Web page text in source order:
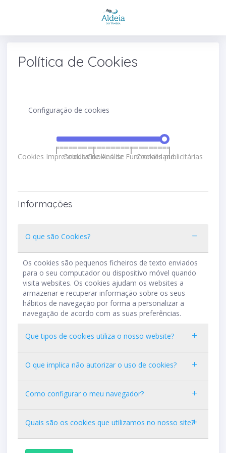
Política de Cookies
Configuração de cookies
Cookies Imprescindíveis
Cookies de Análise
Cookies de Funcionalidade
Cookies publicitárias
Informações
O que são Cookies?
Os cookies são pequenos ficheiros de texto enviados
para o seu computador ou dispositivo móvel quando
visita websites. Os cookies ajudam os websites a
armazenar e recuperar informação sobre os seus
hábitos de navegação por forma a personalizar a
navegação de acordo com as suas preferências.
Que tipos de cookies utiliza o nosso website?
O que implica não autorizar o uso de cookies?
Como configurar o meu navegador?
Quais são os cookies que utilizamos no nosso site?